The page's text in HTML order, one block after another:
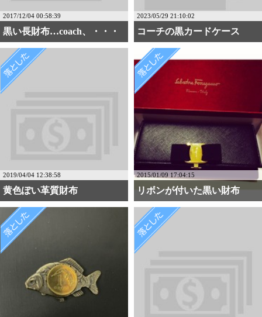
2017/12/04 00:58:39
黒い長財布…coach、・・・
2023/05/29 21:10:02
コーチの黒カードケース
2019/04/04 12:38:58
黄色ぽい革質財布
2015/01/09 17:04:15
リボンが付いた黒い財布